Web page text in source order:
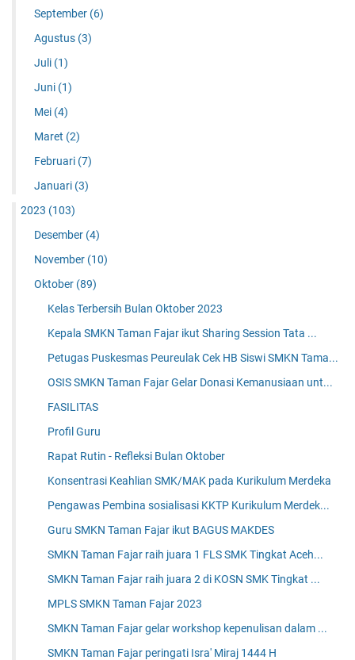
September (6)
Agustus (3)
Juli (1)
Juni (1)
Mei (4)
Maret (2)
Februari (7)
Januari (3)
2023 (103)
Desember (4)
November (10)
Oktober (89)
Kelas Terbersih Bulan Oktober 2023
Kepala SMKN Taman Fajar ikut Sharing Session Tata ...
Petugas Puskesmas Peureulak Cek HB Siswi SMKN Tama...
OSIS SMKN Taman Fajar Gelar Donasi Kemanusiaan unt...
FASILITAS
Profil Guru
Rapat Rutin - Refleksi Bulan Oktober
Konsentrasi Keahlian SMK/MAK pada Kurikulum Merdeka
Pengawas Pembina sosialisasi KKTP Kurikulum Merdek...
Guru SMKN Taman Fajar ikut BAGUS MAKDES
SMKN Taman Fajar raih juara 1 FLS SMK Tingkat Aceh...
SMKN Taman Fajar raih juara 2 di KOSN SMK Tingkat ...
MPLS SMKN Taman Fajar 2023
SMKN Taman Fajar gelar workshop kepenulisan dalam ...
SMKN Taman Fajar peringati Isra' Miraj 1444 H